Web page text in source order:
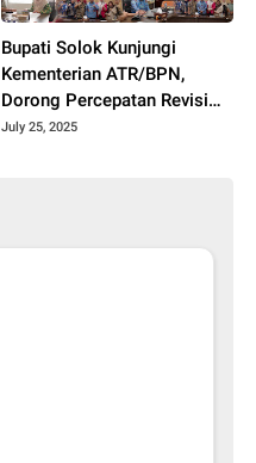
Bupati Solok Kunjungi
Kementerian ATR/BPN,
Dorong Percepatan Revisi
Perda RTRW Kabupaten
July 25, 2025